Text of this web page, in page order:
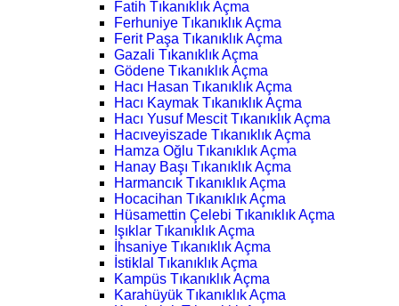
Fatih Tıkanıklık Açma
Ferhuniye Tıkanıklık Açma
Ferit Paşa Tıkanıklık Açma
Gazali Tıkanıklık Açma
Gödene Tıkanıklık Açma
Hacı Hasan Tıkanıklık Açma
Hacı Kaymak Tıkanıklık Açma
Hacı Yusuf Mescit Tıkanıklık Açma
Hacıveyiszade Tıkanıklık Açma
Hamza Oğlu Tıkanıklık Açma
Hanay Başı Tıkanıklık Açma
Harmancık Tıkanıklık Açma
Hocacihan Tıkanıklık Açma
Hüsamettin Çelebi Tıkanıklık Açma
Işıklar Tıkanıklık Açma
İhsaniye Tıkanıklık Açma
İstiklal Tıkanıklık Açma
Kampüs Tıkanıklık Açma
Karahüyük Tıkanıklık Açma